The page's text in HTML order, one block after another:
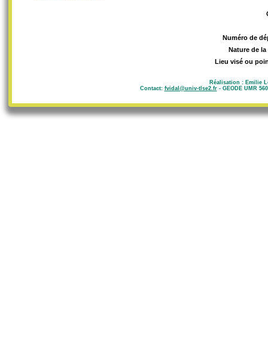
Numéro de
Nature de
Lieu visé ou
Réalisation : Emilie
Contact: fvidal@univ-tlse2.fr- GEODE UMR